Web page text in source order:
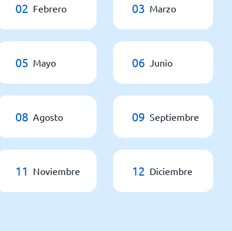
02 Febrero 03 Marzo
05 Mayo 06 Junio
08 Agosto 09 Septiembre
11 Noviembre 12 Diciembre